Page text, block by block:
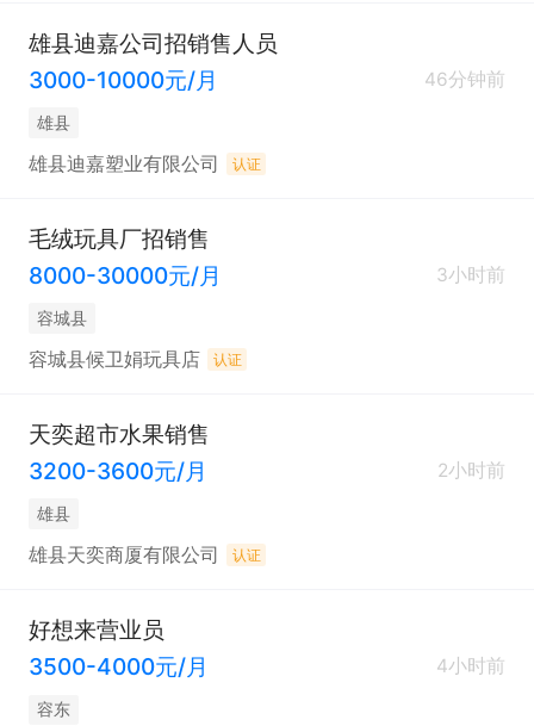
雄县迪嘉公司招销售人员
3000-10000元/月
46分钟前
雄县
雄县迪嘉塑业有限公司 认证
毛绒玩具厂招销售
8000-30000元/月
3小时前
容城县
容城县候卫娟玩具店 认证
天奕超市水果销售
3200-3600元/月
2小时前
雄县
雄县天奕商厦有限公司 认证
好想来营业员
3500-4000元/月
4小时前
容东